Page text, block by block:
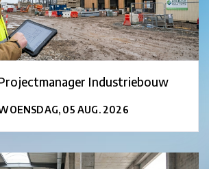
Industriebouw
05 AUG. 2026